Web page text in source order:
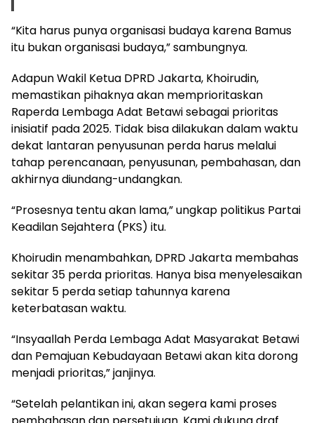
“Kita harus punya organisasi budaya karena Bamus
itu bukan organisasi budaya,” sambungnya.
Adapun Wakil Ketua DPRD Jakarta, Khoirudin,
memastikan pihaknya akan memprioritaskan
Raperda Lembaga Adat Betawi sebagai prioritas
inisiatif pada 2025. Tidak bisa dilakukan dalam waktu
dekat lantaran penyusunan perda harus melalui
tahap perencanaan, penyusunan, pembahasan, dan
akhirnya diundang-undangkan.
“Prosesnya tentu akan lama,” ungkap politikus Partai
Keadilan Sejahtera (PKS) itu.
Khoirudin menambahkan, DPRD Jakarta membahas
sekitar 35 perda prioritas. Hanya bisa menyelesaikan
sekitar 5 perda setiap tahunnya karena
keterbatasan waktu.
“Insyaallah Perda Lembaga Adat Masyarakat Betawi
dan Pemajuan Kebudayaan Betawi akan kita dorong
menjadi prioritas,” janjinya.
“Setelah pelantikan ini, akan segera kami proses